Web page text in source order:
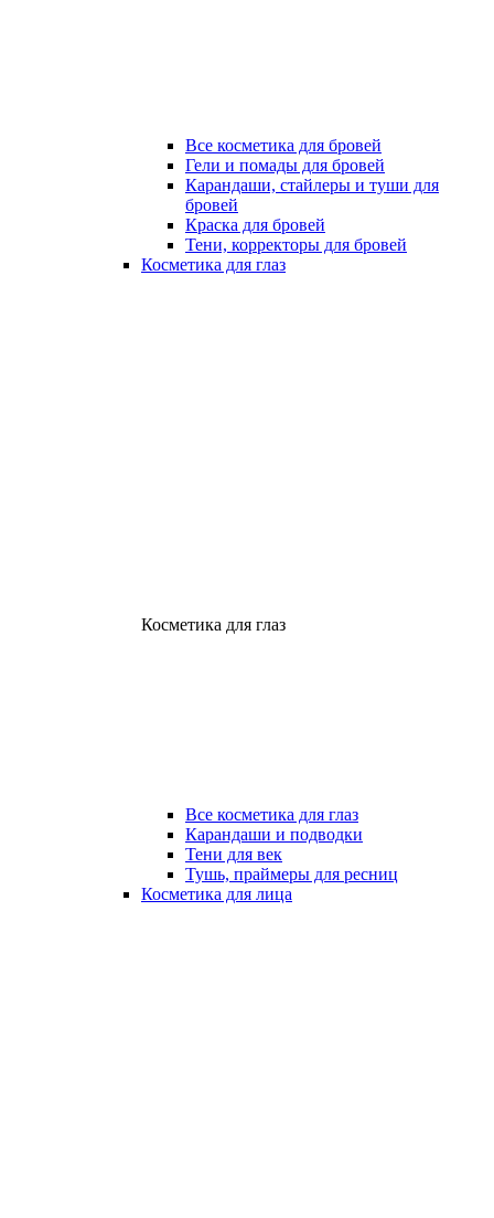
Все косметика для бровей
Гели и помады для бровей
Карандаши, стайлеры и туши для
бровей
Краска для бровей
Тени, корректоры для бровей
Косметика для глаз
Косметика для глаз
Все косметика для глаз
Карандаши и подводки
Тени для век
Тушь, праймеры для ресниц
Косметика для лица